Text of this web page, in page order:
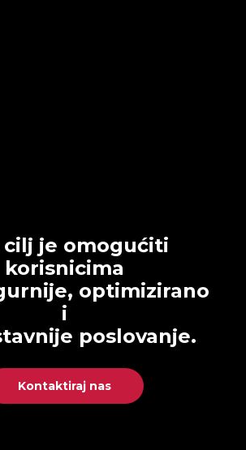
cilj je omogućiti
korisnicima
optimizirano
i
poslovanje.
Kontaktiraj nas